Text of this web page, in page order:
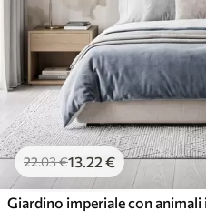
22.03€13.22 €